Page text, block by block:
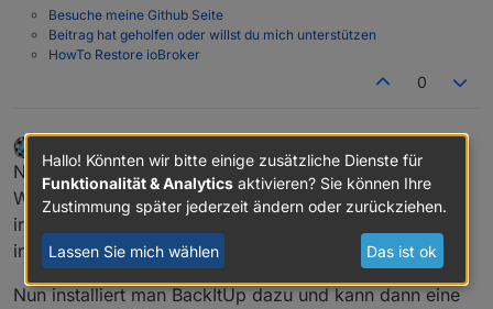
Komischer weise habe ich jetzt keinen Zeilenumbruch
drinnen?
ERELDIGT!
Besuche meine Github Seite
Beitrag hat geholfen oder willst du mich unterstützen
HowTo Restore ioBroker
0
Offline zuletzt editiert von
Nur mal eine kurze Frage zum besseren Verständnis -
Wenn ich ioB ganz neu aufsetze, ohne Migration oder
irgend etwas, sind Standard mäßig nur 3 Adapter
installiert.
Nun installiert man BackItUp dazu und kann dann eine
Hallo! Könnten wir bitte einige zusätzliche Dienste für
Funktionalität & Analytics aktivieren? Sie können Ihre
Zustimmung später jederzeit ändern oder zurückziehen.
Lassen Sie mich wählen Das ist ok